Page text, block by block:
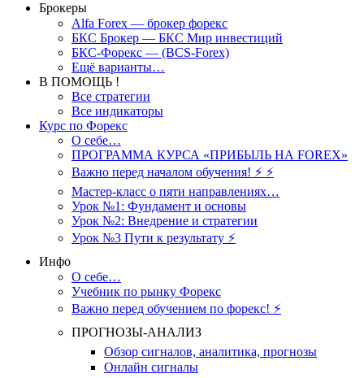
Брокеры
Alfa Forex — брокер форекс
БКС Брокер — БКС Мир инвестиций
БКС-Форекс — (BCS-Forex)
Ещё варианты…
В ПОМОЩЬ !
Все стратегии
Все индикаторы
Курс по Форекс
О себе…
ПРОГРАММА КУРСА «ПРИБЫЛЬ НА FOREX»
Важно перед началом обучения! ⚡ ⚡
Мастер-класс о пяти направлениях…
Урок №1: Фундамент и основы
Урок №2: Внедрение и стратегии
Урок №3 Пути к результату ⚡️
Инфо
О себе…
Учебник по рынку Форекс
Важно перед обучением по форекс! ⚡
ПРОГНОЗЫ-АНАЛИЗ
Обзор сигналов, аналитика, прогнозы
Онлайн сигналы